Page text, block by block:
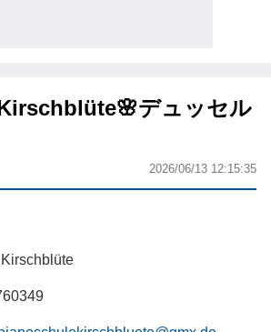
デュッセル
2026/06/13 12:15:35